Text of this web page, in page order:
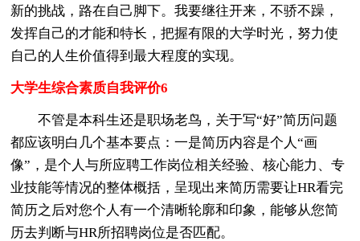
新的挑战，路在自己脚下。我要继往开来，不骄不躁，
发挥自己的才能和特长，把握有限的大学时光，努力使
自己的人生价值得到最大程度的实现。
大学生综合素质自我评价6
不管是本科生还是职场老鸟，关于写“好”简历问题
都应该明白几个基本要点：一是简历内容是个人“画
像”，是个人与所应聘工作岗位相关经验、核心能力、专
业技能等情况的整体概括，呈现出来简历需要让HR看完
简历之后对您个人有一个清晰轮廓和印象，能够从您简
历去判断与HR所招聘岗位是否匹配。